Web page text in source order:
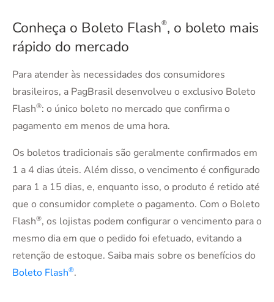
Conheça o Boleto Flash®, o boleto mais
rápido do mercado
Para atender às necessidades dos consumidores
brasileiros, a PagBrasil desenvolveu o exclusivo Boleto
Flash®: o único boleto no mercado que confirma o
pagamento em menos de uma hora.
Os boletos tradicionais são geralmente confirmados em
1 a 4 dias úteis. Além disso, o vencimento é configurado
para 1 a 15 dias, e, enquanto isso, o produto é retido até
que o consumidor complete o pagamento. Com o Boleto
Flash®, os lojistas podem configurar o vencimento para o
mesmo dia em que o pedido foi efetuado, evitando a
retenção de estoque. Saiba mais sobre os benefícios do
Boleto Flash®.